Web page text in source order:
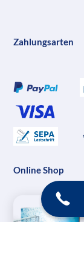
Zahlungsarten
Online Shop